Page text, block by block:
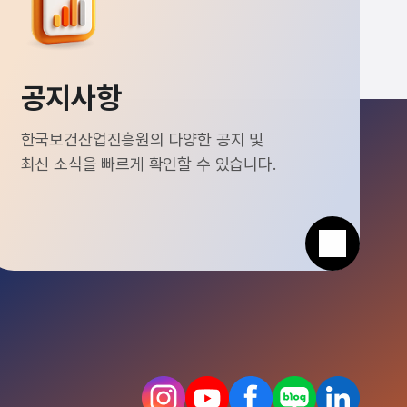
공지사항
한국보건산업진흥원의 다양한 공지 및
최신 소식을 빠르게 확인할 수 있습니다.
인
유
페
블
링